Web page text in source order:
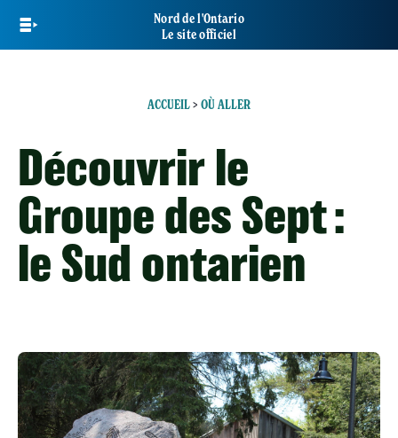
main
Nord de l'Ontario
Le site officiel
ACCUEIL> OÙ ALLER
Découvrir le
Groupe des Sept :
le Sud ontarien